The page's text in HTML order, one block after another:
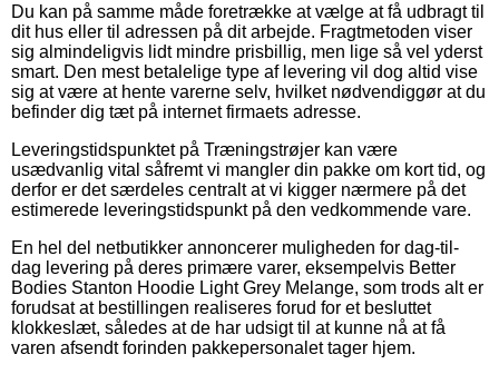
Du kan på samme måde foretrække at vælge at få udbragt til
dit hus eller til adressen på dit arbejde. Fragtmetoden viser
sig almindeligvis lidt mindre prisbillig, men lige så vel yderst
smart. Den mest betalelige type af levering vil dog altid vise
sig at være at hente varerne selv, hvilket nødvendiggør at du
befinder dig tæt på internet firmaets adresse.
Leveringstidspunktet på Træningstrøjer kan være
usædvanlig vital såfremt vi mangler din pakke om kort tid, og
derfor er det særdeles centralt at vi kigger nærmere på det
estimerede leveringstidspunkt på den vedkommende vare.
En hel del netbutikker annoncerer muligheden for dag-til-
dag levering på deres primære varer, eksempelvis Better
Bodies Stanton Hoodie Light Grey Melange, som trods alt er
forudsat at bestillingen realiseres forud for et besluttet
klokkeslæt, således at de har udsigt til at kunne nå at få
varen afsendt forinden pakkepersonalet tager hjem.